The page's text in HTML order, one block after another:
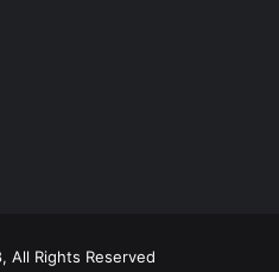
All Rights Reserved